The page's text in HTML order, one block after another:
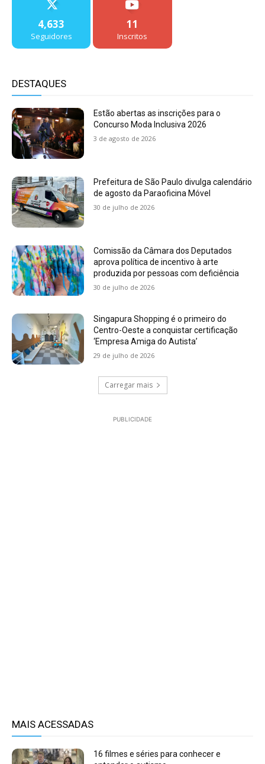
4,633
Seguidores
11
Inscritos
DESTAQUES
Estão abertas as inscrições para o
Concurso Moda Inclusiva 2026
3 de agosto de 2026
Prefeitura de São Paulo divulga calendário
de agosto da Paraoficina Móvel
30 de julho de 2026
Comissão da Câmara dos Deputados
aprova política de incentivo à arte
produzida por pessoas com deficiência
30 de julho de 2026
Singapura Shopping é o primeiro do
Centro-Oeste a conquistar certificação
‘Empresa Amiga do Autista’
29 de julho de 2026
Carregar mais
PUBLICIDADE
MAIS ACESSADAS
16 filmes e séries para conhecer e